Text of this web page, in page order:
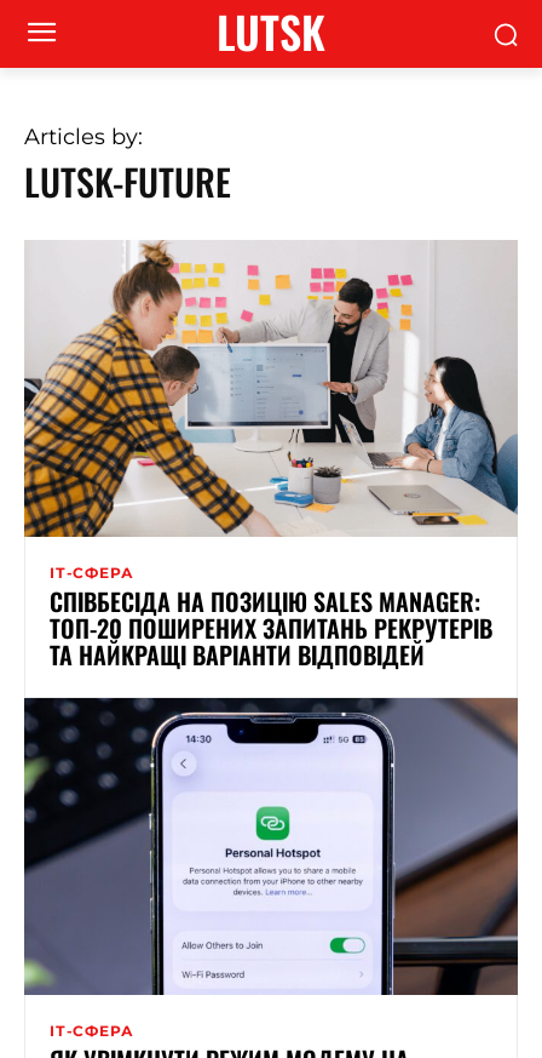
LUTSK
Articles by:
LUTSK-FUTURE
ІТ-СФЕРА
СПІВБЕСІДА НА ПОЗИЦІЮ SALES MANAGER:
ТОП-20 ПОШИРЕНИХ ЗАПИТАНЬ РЕКРУТЕРІВ
ТА НАЙКРАЩІ ВАРІАНТИ ВІДПОВІДЕЙ
ІТ-СФЕРА